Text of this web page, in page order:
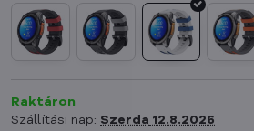
Raktáron
Szállítási nap: Szerda 12.8.2026